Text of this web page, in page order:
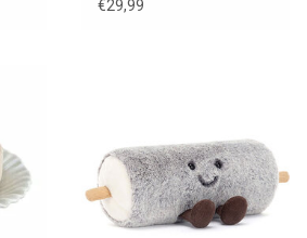
€29,99